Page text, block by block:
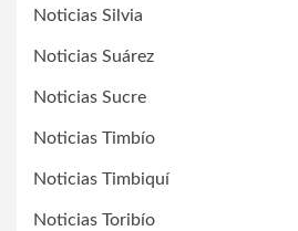
Noticias Silvia
Noticias Suárez
Noticias Sucre
Noticias Timbío
Noticias Timbiquí
Noticias Toribío